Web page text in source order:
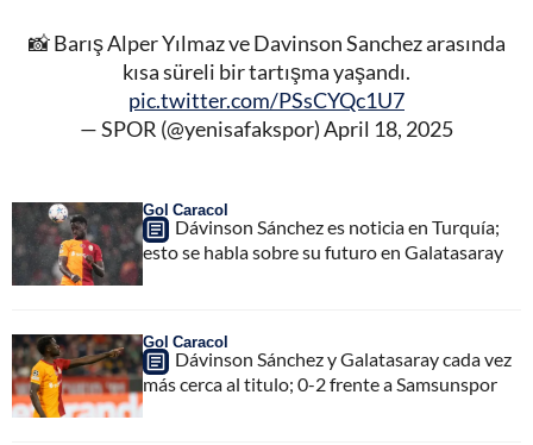
📸 Barış Alper Yılmaz ve Davinson Sanchez arasında
kısa süreli bir tartışma yaşandı.
pic.twitter.com/PSsCYQc1U7
— SPOR (@yenisafakspor)April 18, 2025
Gol Caracol
Dávinson Sánchez es noticia en Turquía;
esto se habla sobre su futuro en Galatasaray
Gol Caracol
Dávinson Sánchez y Galatasaray cada vez
más cerca al titulo; 0-2 frente a Samsunspor